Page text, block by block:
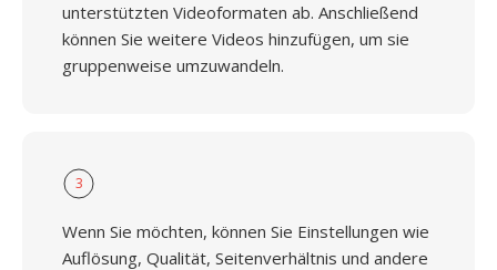
unterstützten Videoformaten ab. Anschließend
können Sie weitere Videos hinzufügen, um sie
gruppenweise umzuwandeln.
3
Wenn Sie möchten, können Sie Einstellungen wie
Auflösung, Qualität, Seitenverhältnis und andere